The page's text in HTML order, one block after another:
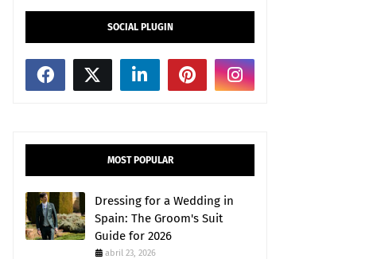
SOCIAL PLUGIN
MOST POPULAR
Dressing for a Wedding in
Spain: The Groom's Suit
Guide for 2026
abril 23, 2026